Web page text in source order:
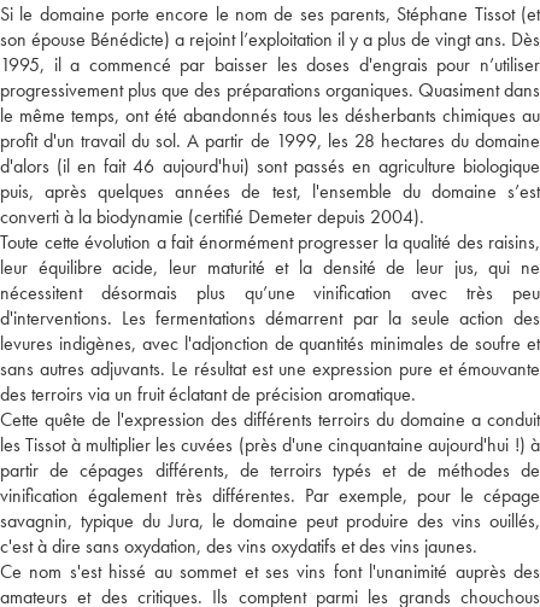
Si le domaine porte encore le nom de ses parents, Stéphane Tissot (et
son épouse Bénédicte) a rejoint l’exploitation il y a plus de vingt ans. Dès
1995, il a commencé par baisser les doses d'engrais pour n’utiliser
progressivement plus que des préparations organiques. Quasiment dans
le même temps, ont été abandonnés tous les désherbants chimiques au
profit d'un travail du sol. A partir de 1999, les 28 hectares du domaine
d'alors (il en fait 46 aujourd'hui) sont passés en agriculture biologique
puis, après quelques années de test, l'ensemble du domaine s’est
converti à la biodynamie (certifié Demeter depuis 2004).
Toute cette évolution a fait énormément progresser la qualité des raisins,
leur équilibre acide, leur maturité et la densité de leur jus, qui ne
nécessitent désormais plus qu’une vinification avec très peu
d'interventions. Les fermentations démarrent par la seule action des
levures indigènes, avec l'adjonction de quantités minimales de soufre et
sans autres adjuvants. Le résultat est une expression pure et émouvante
des terroirs via un fruit éclatant de précision aromatique.
Cette quête de l'expression des différents terroirs du domaine a conduit
les Tissot à multiplier les cuvées (près d'une cinquantaine aujourd'hui !) à
partir de cépages différents, de terroirs typés et de méthodes de
vinification également très différentes. Par exemple, pour le cépage
savagnin, typique du Jura, le domaine peut produire des vins ouillés,
c'est à dire sans oxydation, des vins oxydatifs et des vins jaunes.
Ce nom s'est hissé au sommet et ses vins font l'unanimité auprès des
amateurs et des critiques. Ils comptent parmi les grands chouchous